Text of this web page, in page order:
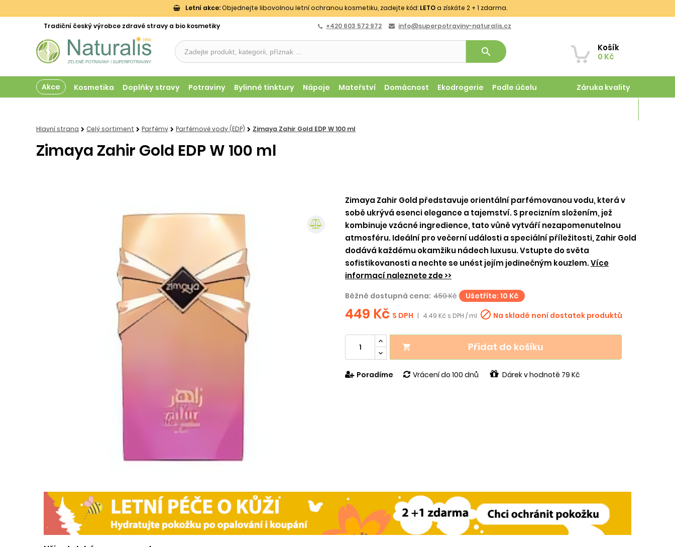
Letní akce:Objednejte libovolnou letní ochranou kosmetiku, zadejte kód: LETOa získáte 2 + 1 zdarma.
Tradiční český výrobce zdravé stravy a bio kosmetiky +420 603 572 972 info@superpotraviny-naturalis.cz
Košík
0 Kč
search
Akce Kosmetika Doplňky stravy Potraviny Bylinné tinktury Nápoje Mateřství Domácnost Ekodrogerie Podle účelu Záruka kvality
Hlavní strana Celý sortiment Parfémy Parfémové vody (EDP) Zimaya Zahir Gold EDP W 100 ml
Zimaya Zahir Gold EDP W 100 ml
Zimaya Zahir Gold představuje orientální parfémovanou vodu, která v
sobě ukrývá esenci elegance a tajemství. S precizním složením, jež
kombinuje vzácné ingredience, tato vůně vytváří nezapomenutelnou
atmosféru. Ideální pro večerní události a speciální příležitosti, Zahir Gold
dodává každému okamžiku nádech luxusu. Vstupte do světa
sofistikovanosti a nechte se unést jejím jedinečným kouzlem.Více
informací naleznete zde >>
Běžně dostupná cena: 459 Kč Ušetříte: 10 Kč
449 Kč S DPH | 4.49 Kč s DPH / ml  Na skladě není dostatek produktů
 Přidat do košíku
Poradíme Vrácení do 100 dnů Dárek v hodnotě 79 Kč